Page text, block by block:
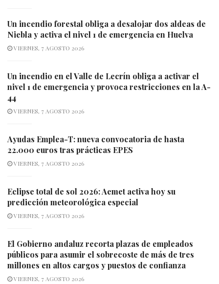
Un incendio forestal obliga a desalojar dos aldeas de
Niebla y activa el nivel 1 de emergencia en Huelva
VIERNES, 7 AGOSTO 2026
Un incendio en el Valle de Lecrín obliga a activar el
nivel 1 de emergencia y provoca restricciones en la A-
44
VIERNES, 7 AGOSTO 2026
Ayudas Emplea-T: nueva convocatoria de hasta
22.000 euros tras prácticas EPES
VIERNES, 7 AGOSTO 2026
Eclipse total de sol 2026: Aemet activa hoy su
predicción meteorológica especial
VIERNES, 7 AGOSTO 2026
El Gobierno andaluz recorta plazas de empleados
públicos para asumir el sobrecoste de más de tres
millones en altos cargos y puestos de confianza
VIERNES, 7 AGOSTO 2026